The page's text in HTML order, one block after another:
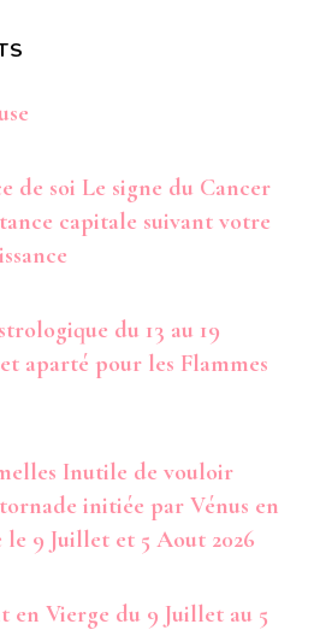
de soi Le signe du Cancer
capitale suivant votre
du 13 au 19
aparté pour les Flammes
Inutile de vouloir
initiée par Vénus en
9 Juillet et 5 Aout 2026
en Vierge du 9 Juillet au 5